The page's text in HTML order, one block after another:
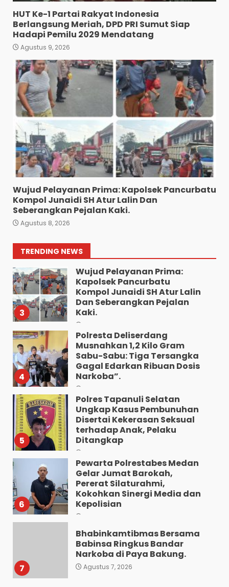
HUT Ke-1 Partai Rakyat Indonesia
Berlangsung Meriah, DPD PRI Sumut Siap
Hadapi Pemilu 2029 Mendatang
Agustus 9, 2026
Wujud Pelayanan Prima: Kapolsek Pancurbatu
Kompol Junaidi SH Atur Lalin Dan
Seberangkan Pejalan Kaki.
Agustus 8, 2026
TRENDING NEWS
6
Pewarta Polrestabes Medan
Gelar Jumat Barokah,
Pererat Silaturahmi,
Kepolisian
Agustus 7, 2026
7
Bhabinkamtibmas Bersama
Babinsa Ringkus Bandar
Narkoba di Paya Bakung.
Agustus 7, 2026
1
“Kem Alias Peng Diduga
Bandar Besar Narkoba
Kelurahan Ladang Bambu
Kecamatan Medan
Tuntungan”.
Agustus 9, 2026
2
HUT Ke-1 Partai Rakyat
Indonesia Berlangsung
Mendatang
Agustus 9, 2026
3
Wujud Pelayanan Prima:
Kapolsek Pancurbatu
Kompol Junaidi SH Atur Lalin
Dan Seberangkan Pejalan
Kaki.
4
Polresta Deliserdang
Musnahkan 1,2 Kilo Gram
Sabu-Sabu: Tiga Tersangka
Gagal Edarkan Ribuan Dosis
Narkoba”.
5
Polres Tapanuli Selatan
Ungkap Kasus Pembunuhan
Disertai Kekerasan Seksual
terhadap Anak, Pelaku
Ditangkap
6
Pewarta Polrestabes Medan
Gelar Jumat Barokah,
Pererat Silaturahmi,
Kokohkan Sinergi Media dan
Kepolisian
7
Bhabinkamtibmas Bersama
Babinsa Ringkus Bandar
Narkoba di Paya Bakung.
Agustus 7, 2026